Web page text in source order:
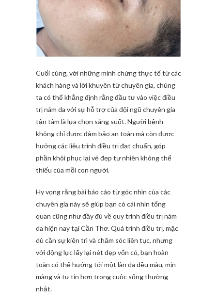
Cuối cùng, với những minh chứng thực tế từ các
khách hàng và lời khuyên từ chuyên gia, chúng
ta có thể khẳng định rằng đầu tư vào việc điều
trị nám da với sự hỗ trợ của đội ngũ chuyên gia
tận tâm là lựa chọn sáng suốt. Người bệnh
không chỉ được đảm bảo an toàn mà còn được
hưởng các liệu trình điều trị đạt chuẩn, góp
phần khôi phục lại vẻ đẹp tự nhiên không thể
thiếu của mỗi con người.
Hy vọng rằng bài báo cáo từ góc nhìn của các
chuyên gia này sẽ giúp bạn có cái nhìn tổng
quan cũng như đầy đủ về quy trình điều trị nám
da hiện nay tại Cần Thơ. Quá trình điều trị, mặc
dù cần sự kiên trì và chăm sóc liên tục, nhưng
với động lực lấy lại nét đẹp vốn có, bạn hoàn
toàn có thể hướng tới một làn da đều màu, mịn
màng và tự tin hơn trong cuộc sống thường
nhật.